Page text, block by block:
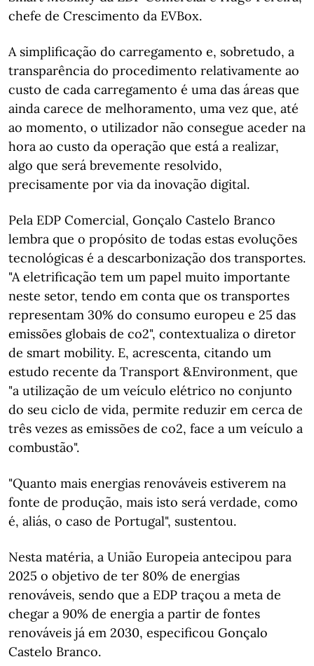
chefe de Crescimento da EVBox.
A simplificação do carregamento e, sobretudo, a
transparência do procedimento relativamente ao
custo de cada carregamento é uma das áreas que
ainda carece de melhoramento, uma vez que, até
ao momento, o utilizador não consegue aceder na
hora ao custo da operação que está a realizar,
algo que será brevemente resolvido,
precisamente por via da inovação digital.
Pela EDP Comercial, Gonçalo Castelo Branco
lembra que o propósito de todas estas evoluções
tecnológicas é a descarbonização dos transportes.
"A eletrificação tem um papel muito importante
neste setor, tendo em conta que os transportes
representam 30% do consumo europeu e 25 das
emissões globais de co2", contextualiza o diretor
de smart mobility. E, acrescenta, citando um
estudo recente da Transport &Environment, que
"a utilização de um veículo elétrico no conjunto
do seu ciclo de vida, permite reduzir em cerca de
três vezes as emissões de co2, face a um veículo a
combustão".
"Quanto mais energias renováveis estiverem na
fonte de produção, mais isto será verdade, como
é, aliás, o caso de Portugal", sustentou.
Nesta matéria, a União Europeia antecipou para
2025 o objetivo de ter 80% de energias
renováveis, sendo que a EDP traçou a meta de
chegar a 90% de energia a partir de fontes
renováveis já em 2030, especificou Gonçalo
Castelo Branco.